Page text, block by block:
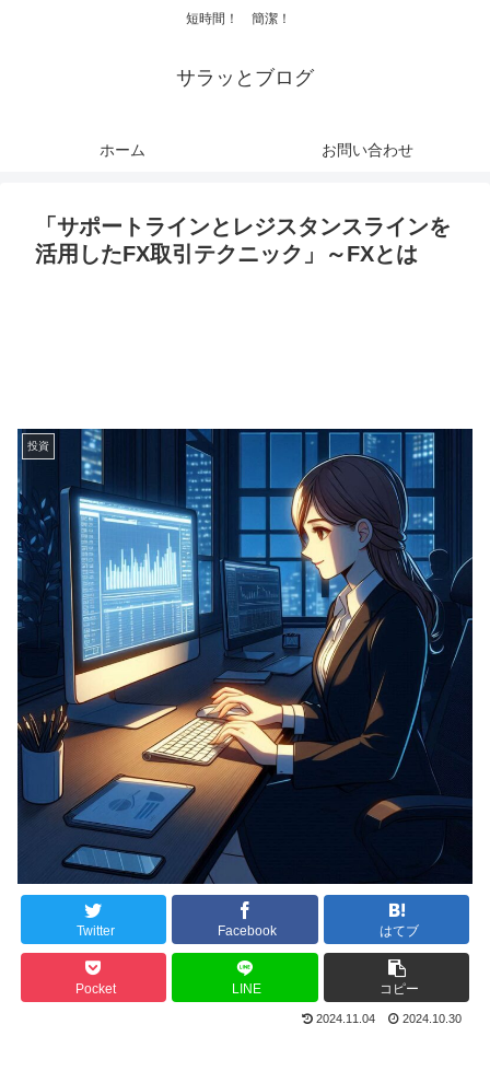
短時間！ 簡潔！
サラッとブログ
ホーム お問い合わせ
「サポートラインとレジスタンスラインを
活用したFX取引テクニック」～FXとは
投資
Twitter Facebook はてブ
Pocket LINE コピー
2024.11.04 2024.10.30